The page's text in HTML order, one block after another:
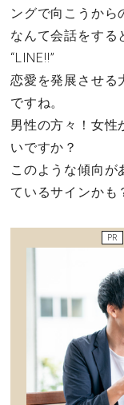
グルメ
趣味・旅行
不倫・だめ男
感動
驚き
ングで向こうから
なんて会話をする
“LINE!!”
恋愛を発展させる
ですね。
男性の方々！女性
いですか？
このような傾向が
ているサインかも
PR